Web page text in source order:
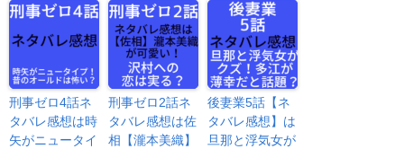
刑事ゼロ4話ネ
タバレ感想は時
矢がニュータイ
刑事ゼロ2話ネ
タバレ感想は佐
相【瀧本美織】
後妻業5話【ネ
タバレ感想】は
旦那と浮気女が